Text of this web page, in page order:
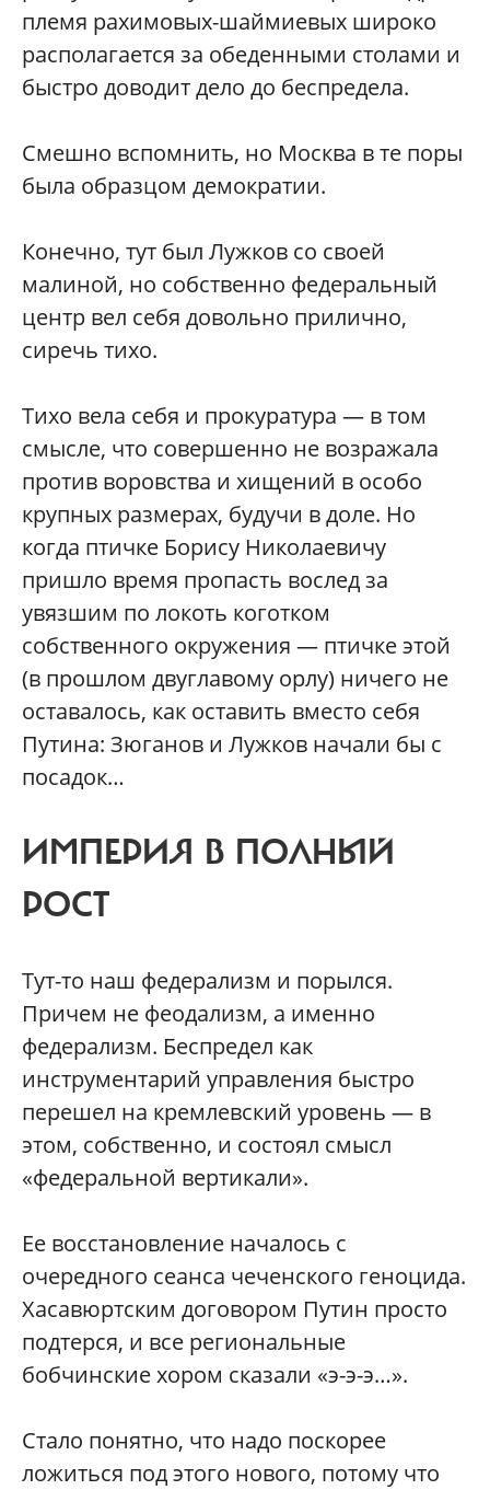
племя рахимовых-шаймиевых широко
располагается за обеденными столами и
быстро доводит дело до беспредела.
Смешно вспомнить, но Москва в те поры
была образцом демократии.
Конечно, тут был Лужков со своей
малиной, но собственно федеральный
центр вел себя довольно прилично,
сиречь тихо.
Тихо вела себя и прокуратура — в том
смысле, что совершенно не возражала
против воровства и хищений в особо
крупных размерах, будучи в доле. Но
когда птичке Борису Николаевичу
пришло время пропасть вослед за
увязшим по локоть коготком
собственного окружения — птичке этой
(в прошлом двуглавому орлу) ничего не
оставалось, как оставить вместо себя
Путина: Зюганов и Лужков начали бы с
посадок…
ИМПЕРИЯ В ПОЛНЫЙ
РОСТ
Тут-то наш федерализм и порылся.
Причем не феодализм, а именно
федерализм. Беспредел как
инструментарий управления быстро
перешел на кремлевский уровень — в
этом, собственно, и состоял смысл
«федеральной вертикали».
Ее восстановление началось с
очередного сеанса чеченского геноцида.
Хасавюртским договором Путин просто
подтерся, и все региональные
бобчинские хором сказали «э-э-э…».
Стало понятно, что надо поскорее
ложиться под этого нового, потому что